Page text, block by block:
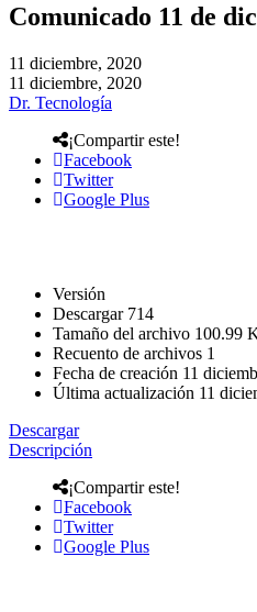
Comunicado 11 de
11 diciembre, 2020
11 diciembre, 2020
Dr. Tecnología
¡Compartir este!
Facebook
Twitter
Google Plus
Versión
Descargar 714
Tamaño del archivo 100.99
Recuento de archivos 1
Fecha de creación 11
Última actualización 11
Descargar
Descripción
¡Compartir este!
Facebook
Twitter
Google Plus